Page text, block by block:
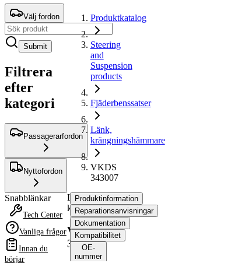
Välj fordon
Submit
Filtrera
efter
kategori
Passagerarfordon
Nyttofordon
Snabblänkar
Tech Center
Vanliga frågor
Innan du
börjar
Produktkatalog
Steering
and
Suspension
products
Fjäderbenssatser
Länk,
krängningshämmare
VKDS
343007
Länk,
krängningshämmare
VKDS
343007
Produktinformation
Reparationsanvisningar
Dokumentation
Kompatibilitet
OE-
nummer